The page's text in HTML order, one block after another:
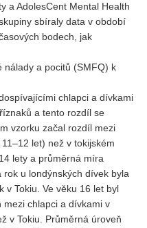
2018
2018
2017
2017
2017
2017
2016
a AdolesCent Mental Health
sbíraly data v období
bodech, jak
nálady a pocitů (SMFQ) k
chlapci a dívkami
a tento rozdíl se
vzorku začal rozdíl mezi
let) než v tokijském
lety a průměrná míra
u londýnských dívek byla
v Tokiu. Ve věku 16 let byl
chlapci a dívkami v
v Tokiu. Průměrná úroveň